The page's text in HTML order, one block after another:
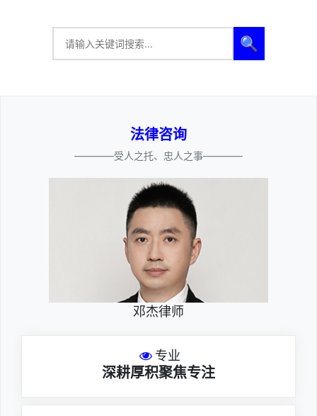
🔍
法律咨询
————受人之托、忠人之事————
邓杰律师
专业
深耕厚积聚焦专注